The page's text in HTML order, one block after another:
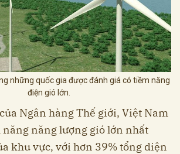
những quốc gia được đánh giá có tiềm năng
điện gió lớn.
Ngân hàng Thế giới, Việt Nam
năng năng lượng gió lớn nhất
khu vực, với hơn 39% tổng diện